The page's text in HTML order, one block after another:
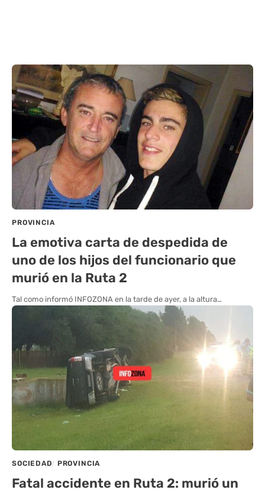
PROVINCIA
La emotiva carta de despedida de
uno de los hijos del funcionario que
murió en la Ruta 2
Tal como informó INFOZONA en la tarde de ayer, a la altura…
SOCIEDAD PROVINCIA
Fatal accidente en Ruta 2: murió un